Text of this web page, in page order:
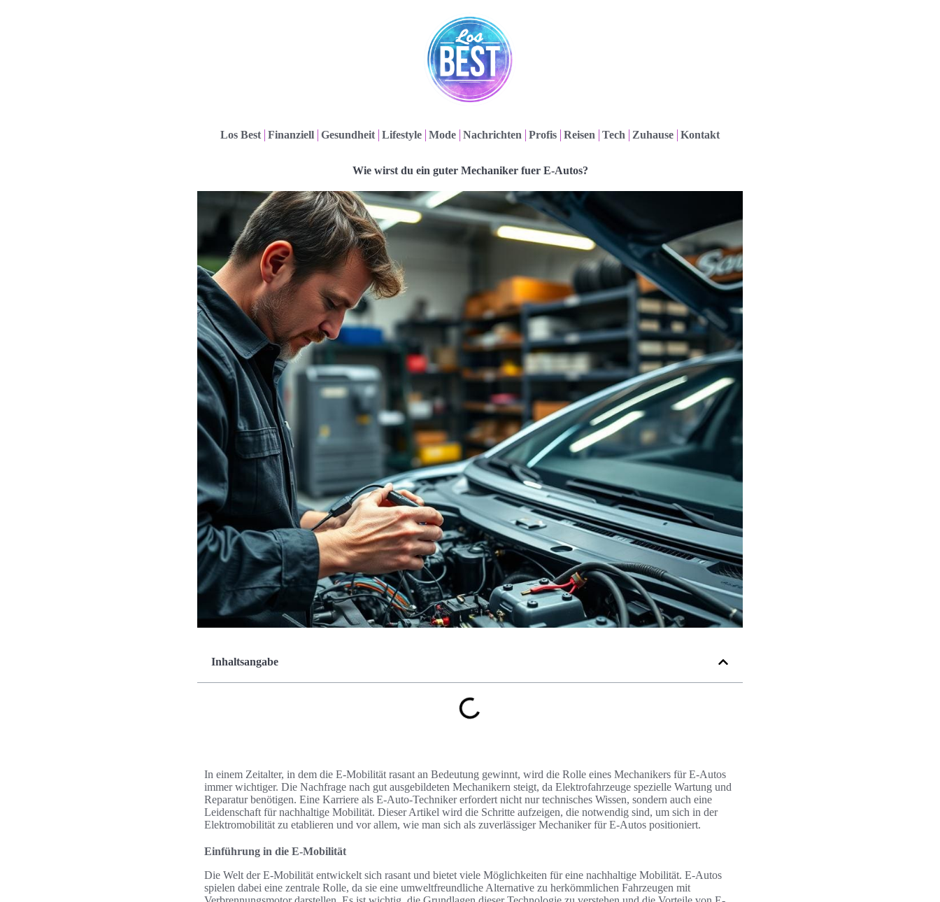
Los Best Finanziell Gesundheit Lifestyle Mode Nachrichten Profis Reisen Tech Zuhause Kontakt
Wie wirst du ein guter Mechaniker fuer E-Autos?
Inhaltsangabe
In einem Zeitalter, in dem die E-Mobilität rasant an Bedeutung gewinnt, wird die Rolle eines Mechanikers für E-Autos
immer wichtiger. Die Nachfrage nach gut ausgebildeten Mechanikern steigt, da Elektrofahrzeuge spezielle Wartung und
Reparatur benötigen. Eine Karriere als E-Auto-Techniker erfordert nicht nur technisches Wissen, sondern auch eine
Leidenschaft für nachhaltige Mobilität. Dieser Artikel wird die Schritte aufzeigen, die notwendig sind, um sich in der
Elektromobilität zu etablieren und vor allem, wie man sich als zuverlässiger Mechaniker für E-Autos positioniert.
Einführung in die E-Mobilität
Die Welt der E-Mobilität entwickelt sich rasant und bietet viele Möglichkeiten für eine nachhaltige Mobilität. E-Autos
spielen dabei eine zentrale Rolle, da sie eine umweltfreundliche Alternative zu herkömmlichen Fahrzeugen mit